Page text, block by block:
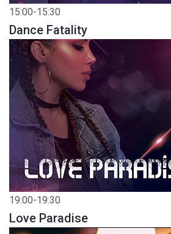
15:00-15:30
Dance Fatality
19:00-19:30
Love Paradise